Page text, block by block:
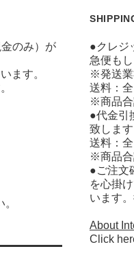
のみ）が
ます。
●クレジ
急便も
※発送業
送料：
※商品合
●代金引
致しま
送料：
※商品合
●ご注文
を心掛
います
About
Click